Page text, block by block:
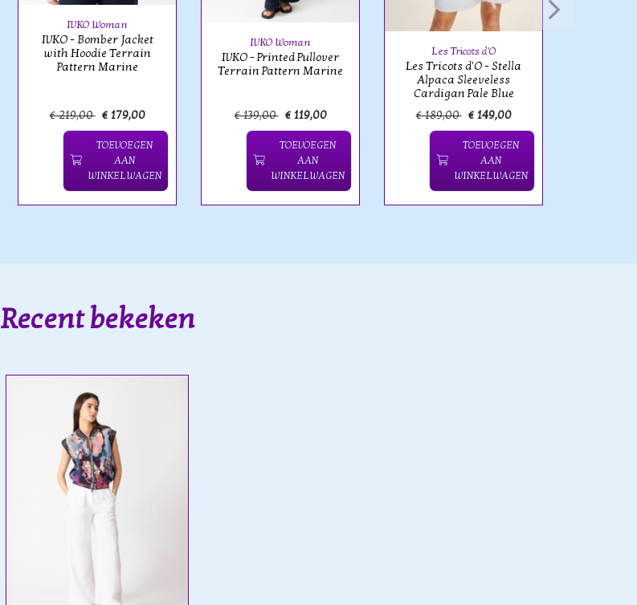
IVKO Woman
IVKO - Bomber Jacket
with Hoodie Terrain
Pattern Marine
€ 219,00 € 179,00
TOEVOEGEN
AAN
WINKELWAGEN
IVKO Woman
IVKO - Printed Pullover
Terrain Pattern Marine
€ 139,00 € 119,00
TOEVOEGEN
AAN
WINKELWAGEN
Les Tricots d'O
Les Tricots d'O - Stella
Alpaca Sleeveless
Cardigan Pale Blue
€ 189,00 € 149,00
TOEVOEGEN
AAN
WINKELWAGEN
Recent bekeken